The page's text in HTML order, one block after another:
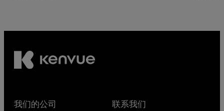
我们的公司 联系我们